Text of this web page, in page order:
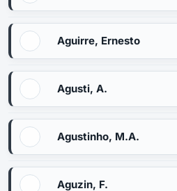
Aguirre, Ernesto
Agusti, A.
Agustinho, M.A.
Aguzin, F.